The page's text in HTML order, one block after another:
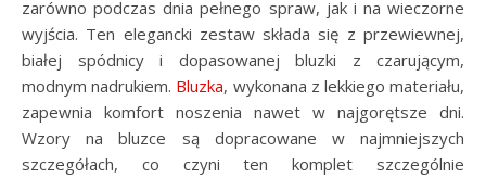
zarówno podczas dnia pełnego spraw, jak i na wieczorne
wyjścia. Ten elegancki zestaw składa się z przewiewnej,
białej spódnicy i dopasowanej bluzki z czarującym,
modnym nadrukiem. Bluzka, wykonana z lekkiego materiału,
zapewnia komfort noszenia nawet w najgorętsze dni.
Wzory na bluzce są dopracowane w najmniejszych
szczegółach, co czyni ten komplet szczególnie